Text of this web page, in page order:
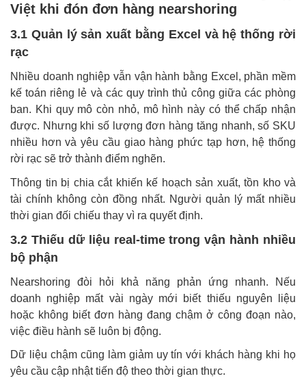
Việt khi đón đơn hàng nearshoring
3.1 Quản lý sản xuất bằng Excel và hệ thống rời
rạc
Nhiều doanh nghiệp vẫn vận hành bằng Excel, phần mềm
kế toán riêng lẻ và các quy trình thủ công giữa các phòng
ban. Khi quy mô còn nhỏ, mô hình này có thể chấp nhận
được. Nhưng khi số lượng đơn hàng tăng nhanh, số SKU
nhiều hơn và yêu cầu giao hàng phức tạp hơn, hệ thống
rời rạc sẽ trở thành điểm nghẽn.
Thông tin bị chia cắt khiến kế hoạch sản xuất, tồn kho và
tài chính không còn đồng nhất. Người quản lý mất nhiều
thời gian đối chiếu thay vì ra quyết định.
3.2 Thiếu dữ liệu real-time trong vận hành nhiều
bộ phận
Nearshoring đòi hỏi khả năng phản ứng nhanh. Nếu
doanh nghiệp mất vài ngày mới biết thiếu nguyên liệu
hoặc không biết đơn hàng đang chậm ở công đoạn nào,
việc điều hành sẽ luôn bị động.
Dữ liệu chậm cũng làm giảm uy tín với khách hàng khi họ
yêu cầu cập nhật tiến độ theo thời gian thực.